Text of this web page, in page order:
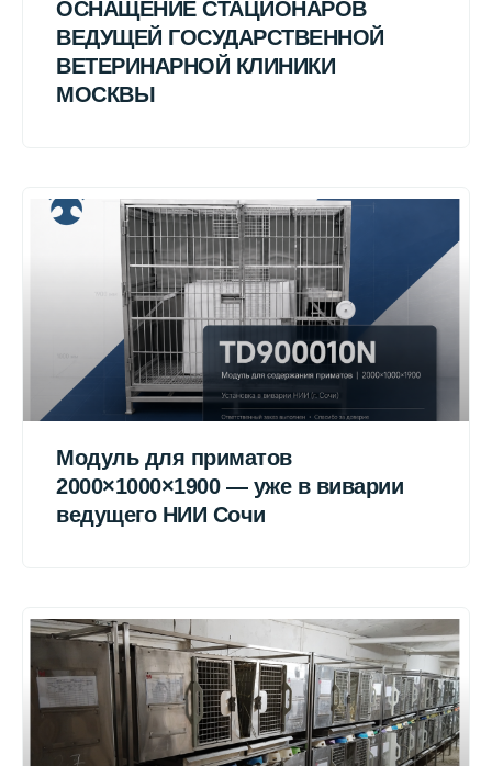
ОСНАЩЕНИЕ СТАЦИОНАРОВ
ВЕДУЩЕЙ ГОСУДАРСТВЕННОЙ
ВЕТЕРИНАРНОЙ КЛИНИКИ
МОСКВЫ
Модуль для приматов
2000×1000×1900 — уже в виварии
ведущего НИИ Сочи